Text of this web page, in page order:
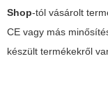
Shop-tól vásárolt
CE vagy más
készült termékekről